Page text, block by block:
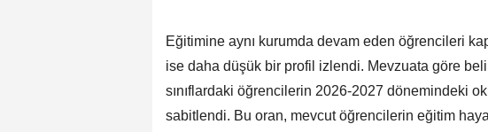
Eğitimine aynı kurumda devam eden öğrencileri
ise daha düşük bir profil izlendi. Mevzuata göre
sınıflardaki öğrencilerin 2026-2027 dönemindeki
sabitlendi. Bu oran, mevcut öğrencilerin eğitim